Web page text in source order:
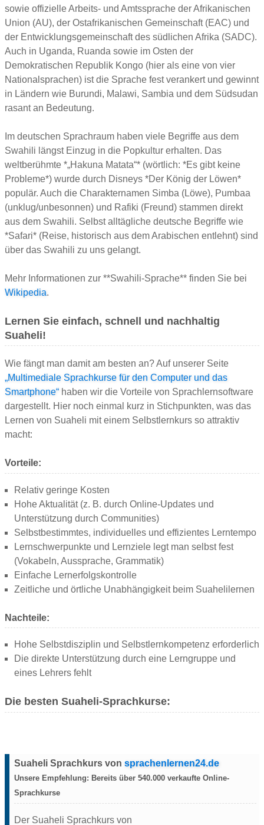
sowie offizielle Arbeits- und Amtssprache der Afrikanischen
Union (AU), der Ostafrikanischen Gemeinschaft (EAC) und
der Entwicklungsgemeinschaft des südlichen Afrika (SADC).
Auch in Uganda, Ruanda sowie im Osten der
Demokratischen Republik Kongo (hier als eine von vier
Nationalsprachen) ist die Sprache fest verankert und gewinnt
in Ländern wie Burundi, Malawi, Sambia und dem Südsudan
rasant an Bedeutung.
Im deutschen Sprachraum haben viele Begriffe aus dem
Swahili längst Einzug in die Popkultur erhalten. Das
weltberühmte *„Hakuna Matata“* (wörtlich: *Es gibt keine
Probleme*) wurde durch Disneys *Der König der Löwen*
populär. Auch die Charakternamen Simba (Löwe), Pumbaa
(unklug/unbesonnen) und Rafiki (Freund) stammen direkt
aus dem Swahili. Selbst alltägliche deutsche Begriffe wie
*Safari* (Reise, historisch aus dem Arabischen entlehnt) sind
über das Swahili zu uns gelangt.
Mehr Informationen zur **Swahili-Sprache** finden Sie bei
Wikipedia.
Lernen Sie einfach, schnell und nachhaltig
Suaheli!
Wie fängt man damit am besten an? Auf unserer Seite
„Multimediale Sprachkurse für den Computer und das
Smartphone“ haben wir die Vorteile von Sprachlernsoftware
dargestellt. Hier noch einmal kurz in Stichpunkten, was das
Lernen von Suaheli mit einem Selbstlernkurs so attraktiv
macht:
Vorteile:
Relativ geringe Kosten
Hohe Aktualität (z. B. durch Online-Updates und
Unterstützung durch Communities)
Selbstbestimmtes, individuelles und effizientes Lerntempo
Lernschwerpunkte und Lernziele legt man selbst fest
(Vokabeln, Aussprache, Grammatik)
Einfache Lernerfolgskontrolle
Zeitliche und örtliche Unabhängigkeit beim Suahelilernen
Nachteile:
Hohe Selbstdisziplin und Selbstlernkompetenz erforderlich
Die direkte Unterstützung durch eine Lerngruppe und
eines Lehrers fehlt
Die besten Suaheli-Sprachkurse:
Suaheli Sprachkurs von sprachenlernen24.de
Unsere Empfehlung: Bereits über 540.000 verkaufte Online-
Sprachkurse
Der Suaheli Sprachkurs von